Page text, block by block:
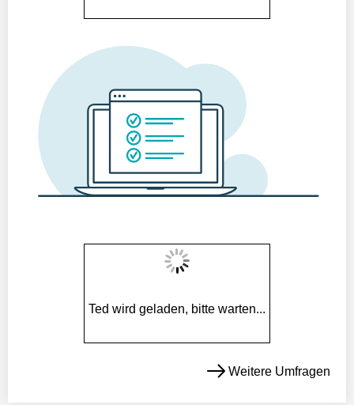
Ted wird geladen, bitte warten...
Weitere Umfragen